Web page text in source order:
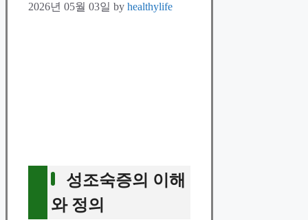
2026년 05월 03일 by healthylife
성조숙증의 이해
와 정의